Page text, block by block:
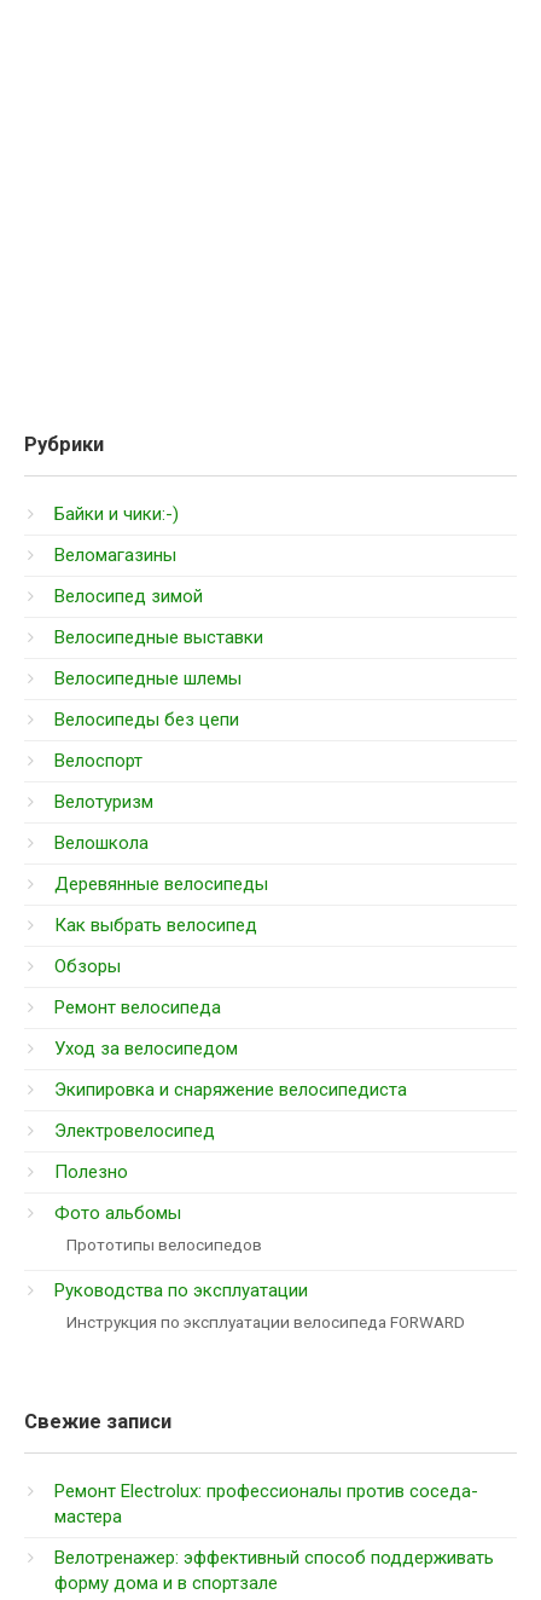
Рубрики
Байки и чики:-)
Веломагазины
Велосипед зимой
Велосипедные выставки
Велосипедные шлемы
Велосипеды без цепи
Велоспорт
Велотуризм
Велошкола
Деревянные велосипеды
Как выбрать велосипед
Обзоры
Ремонт велосипеда
Уход за велосипедом
Экипировка и снаряжение велосипедиста
Электровелосипед
Полезно
Фото альбомы
Прототипы велосипедов
Руководства по эксплуатации
Инструкция по эксплуатации велосипеда FORWARD
Свежие записи
Ремонт Electrolux: профессионалы против соседа-
мастера
Велотренажер: эффективный способ поддерживать
форму дома и в спортзале